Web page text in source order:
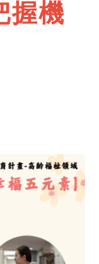
握機